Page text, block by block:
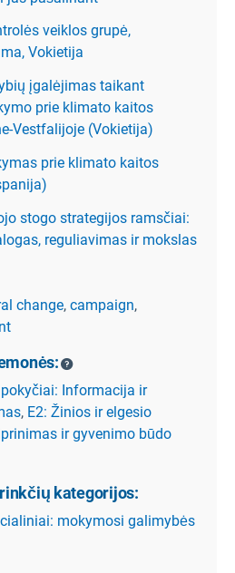
veiklos grupė,
Vokietija
įgalėjimas taikant
prie klimato kaitos
Vestfalijoje (Vokietija)
prie klimato kaitos
stogo strategijos ramsčiai:
reguliavimas ir mokslas
change, campaign,
Informacija ir
, E2: Žinios ir elgesio
ir gyvenimo būdo
kategorijos:
mokymosi galimybės